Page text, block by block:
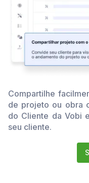
Compartilhe
de projeto ou obra
do Cliente da Vobi
seu cliente.